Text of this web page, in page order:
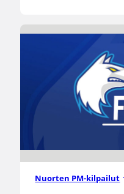
Nuorten PM-kilpailut